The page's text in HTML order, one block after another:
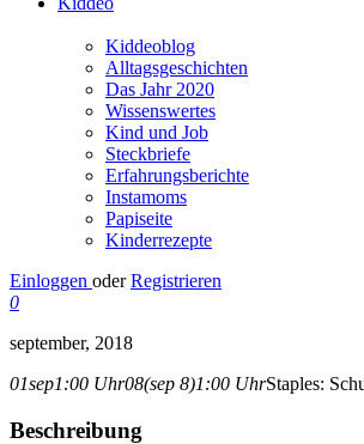
Kiddeoblog
Alltagsgeschichten
Das Jahr 2020
Wissenswertes
Kind und Job
Steckbriefe
Erfahrungsberichte
Instamoms
Papiseite
Kinderrezepte
Einloggen oder Registrieren
0
september, 2018
01sep1:00 Uhr08(sep 8)1:00 UhrStaples:
Beschreibung